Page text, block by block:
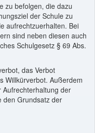
zu befolgen, die dazu
der Schule zu
aufrechtzuerhalten. Bei
sind neben diesen auch
Schulgesetz § 69 Abs.
das Verbot
Willkürverbot. Außerdem
der
den Grundsatz der